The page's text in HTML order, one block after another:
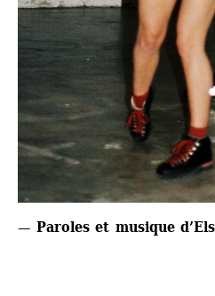
— Paroles et musique